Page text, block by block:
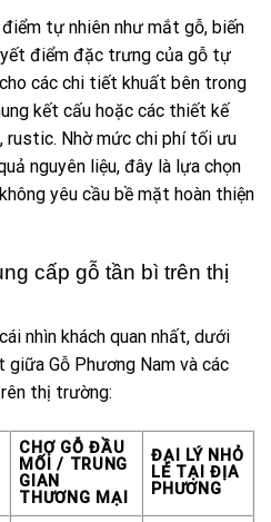
tự nhiên như mắt gỗ, biến
điểm đặc trưng của gỗ tự
các chi tiết khuất bên trong
kết cấu hoặc các thiết kế
rustic. Nhờ mức chi phí tối ưu
nguyên liệu, đây là lựa chọn
yêu cầu bề mặt hoàn thiện
cấp gỗ tần bì trên thị
nhìn khách quan nhất, dưới
Gỗ Phương Nam và các
thị trường:
CHỢ GỖ ĐẦU
MỐI / TRUNG
GIAN
THƯƠNG MẠI
ĐẠI LÝ NHỎ
LẺ TẠI ĐỊA
PHƯƠNG